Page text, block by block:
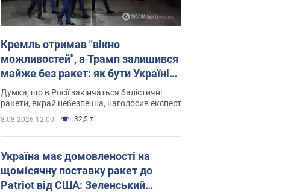
Кремль отримав "вікно
можливостей", а Трамп залишився
майже без ракет: як бути Україні?
Інтерв’ю з Мельником
Думка, що в Росії закінчаться балістичні
ракети, вкрай небезпечна, наголосив експерт
8.08.2026 12:00 32,5 т.
Україна має домовленості на
щомісячну поставку ракет до
Patriot від США: Зеленський